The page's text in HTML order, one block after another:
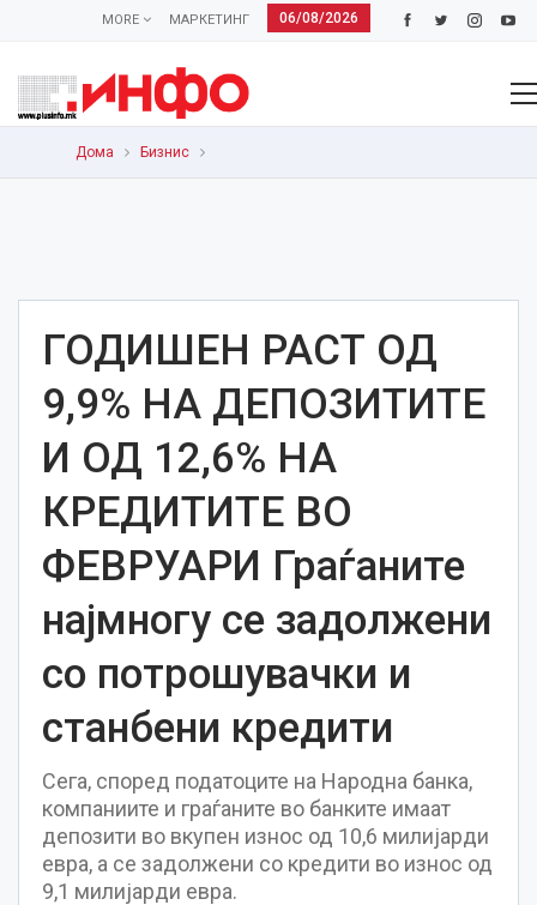
06/08/2026
МАРКЕТИНГ
MORE
Дома Бизнис
ГОДИШЕН РАСТ ОД
9,9% НА ДЕПОЗИТИТЕ
И ОД 12,6% НА
КРЕДИТИТЕ ВО
ФЕВРУАРИ Граѓаните
најмногу се задолжени
со потрошувачки и
станбени кредити
Сега, според податоците на Народна банка,
компаниите и граѓаните во банките имаат
депозити во вкупен износ од 10,6 милијарди
евра, а се задолжени со кредити во износ од
9,1 милијарди евра.